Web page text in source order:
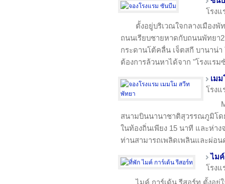
โรง
ตั้งอยู่บริเวณใจกลางเมืองพั
ถนนเรียบชายหาดกับถนนพัทยา
กระดานโต้คลื่น เจ็ตสกี บานาน่
ต้องการล้วนหาได้จาก "โรงแร
เม
โรง
สนามบินนานาชาติสุวรรณภูมิโด
ในท้องถิ่นเพียง 15 นาที และห่าง
ท่านสามารถเพลิดเพลินและผ่อน
ไมค์
โรง
ไมค์ การ์เด้น รีสอร์ท ตั้งอยู่